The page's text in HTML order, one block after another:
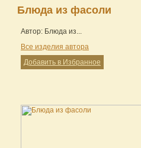
Блюда из фасоли
Автор: Блюда из...
Все изделия автора
Добавить в Избранное